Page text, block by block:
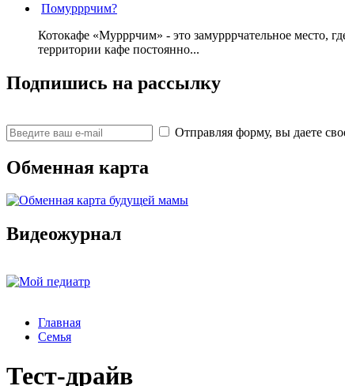
Помурррчим?
Котокафе «Мурррчим» - это замурррчательное место,
территории кафе постоянно...
Подпишись на рассылку
Отправляя форму, вы даете
Обменная карта
Видеожурнал
Главная
Семья
Тест-драйв